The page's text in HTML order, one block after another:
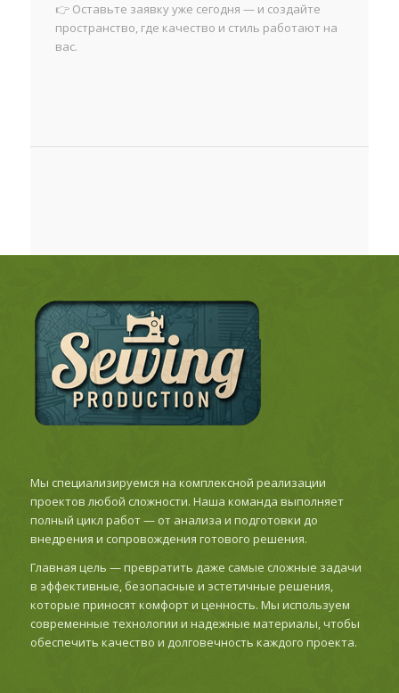
👉 Оставьте заявку уже сегодня — и создайте
пространство, где качество и стиль работают на
вас.
Мы специализируемся на комплексной реализации
проектов любой сложности. Наша команда выполняет
полный цикл работ — от анализа и подготовки до
внедрения и сопровождения готового решения.
Главная цель — превратить даже самые сложные задачи
в эффективные, безопасные и эстетичные решения,
которые приносят комфорт и ценность. Мы используем
современные технологии и надежные материалы, чтобы
обеспечить качество и долговечность каждого проекта.